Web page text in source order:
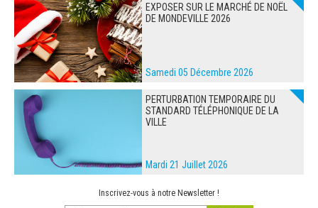
EXPOSER SUR LE MARCHÉ DE NOËL
DE MONDEVILLE 2026
Samedi 05 Décembre 2026
PERTURBATION TEMPORAIRE DU
STANDARD TÉLÉPHONIQUE DE LA
VILLE
Mardi 21 Juillet 2026
Inscrivez-vous à notre Newsletter !